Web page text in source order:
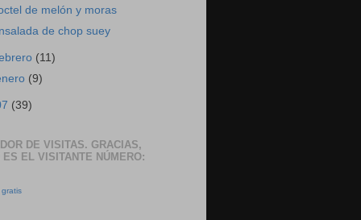
de melón y moras
de chop suey
(11)
(9)
(39)
DE VISITAS. GRACIAS,
ES EL VISITANTE NÚMERO: